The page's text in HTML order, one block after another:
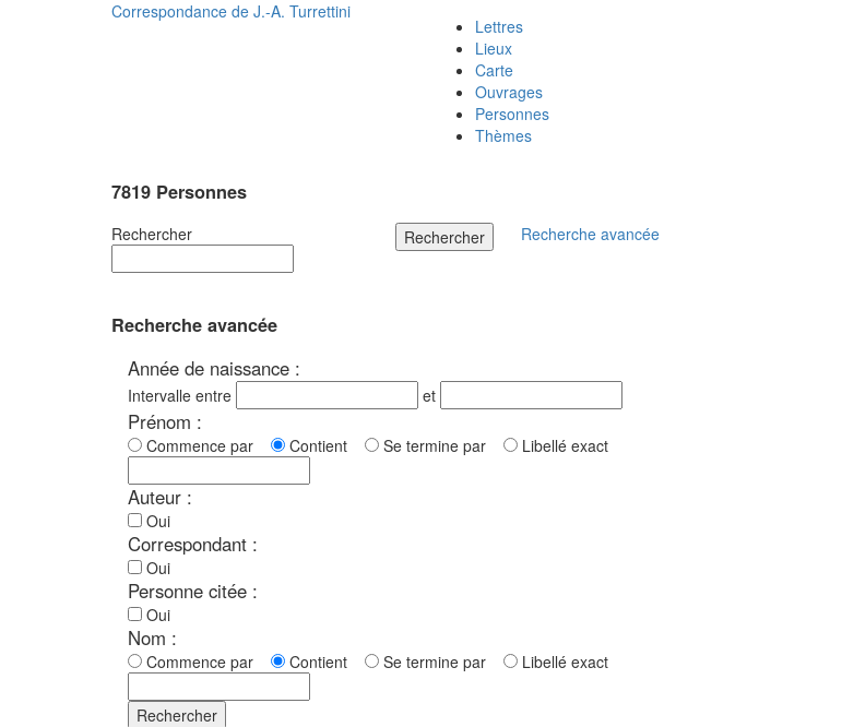
Correspondance de J.-A. Turrettini
Lettres
Lieux
Carte
Ouvrages
Personnes
Thèmes
7819 Personnes
Rechercher Rechercher Recherche avancée
Recherche avancée
Année de naissance :
Intervalle entre et
Prénom :
Commence par Contient Se termine par Libellé exact
Auteur :
Oui
Correspondant :
Oui
Personne citée :
Oui
Nom :
Commence par Contient Se termine par Libellé exact
Rechercher